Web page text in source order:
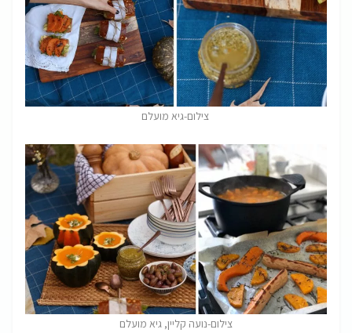
צילום-גיא מועלם
צילום-נועה קליין, גיא מועלם